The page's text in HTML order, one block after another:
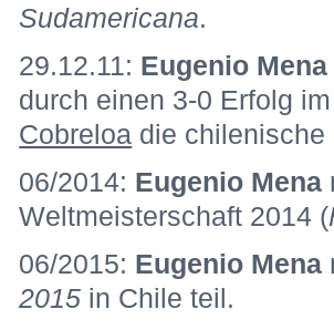
Sudamericana.
29.12.11: Eugenio Mena
durch einen 3-0 Erfolg
Cobreloa die
06/2014: Eugenio Mena
Weltmeisterschaft 2014 (
06/2015: Eugenio Mena
2015 in Chile teil.